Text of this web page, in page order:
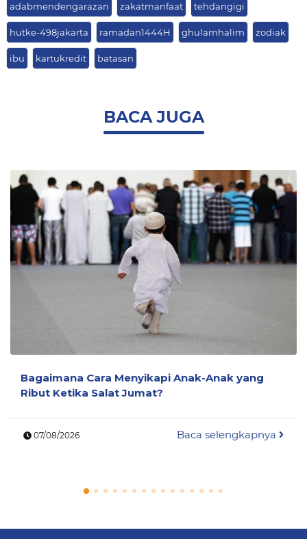
adabmendengarazan zakatmanfaat tehdangigi
hutke-498jakarta ramadan1444H ghulamhalim zodiak
ibu kartukredit batasan
BACA JUGA
Bagaimana Cara Menyikapi Anak-Anak yang
Ribut Ketika Salat Jumat?
07/08/2026 Baca selengkapnya